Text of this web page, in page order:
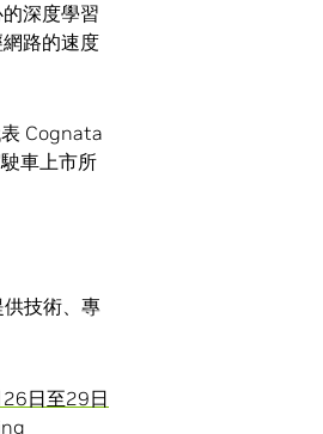
深度學習
路的速度
Cognata
車上市所
技術、專
日至29日